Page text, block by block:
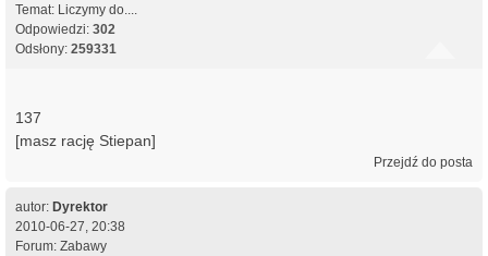
Temat: Liczymy do....
Odpowiedzi: 302
Odsłony: 259331
137
[masz rację Stiepan]
Przejdź do posta
autor: Dyrektor
2010-06-27, 20:38
Forum: Zabawy